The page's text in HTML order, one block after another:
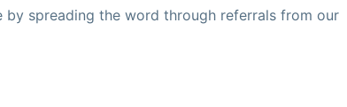
by spreading the word through referrals from our